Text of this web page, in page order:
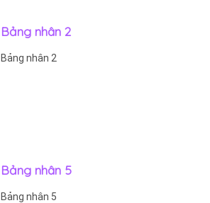
Bảng nhân 2
Bảng nhân 2
Bảng nhân 5
Bảng nhân 5